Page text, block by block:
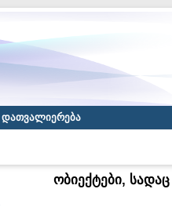
დათვალიერება
ობიექტები,